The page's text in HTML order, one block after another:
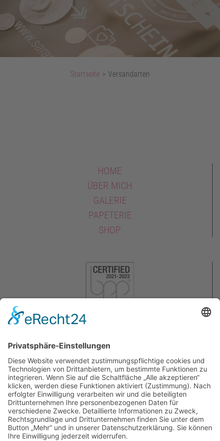
Startseite > Versandarten
HOME
ÜBER MICH
GALERIE
PAPETERIE
SHOP
KONTAKT
AGB
IMPRESSUM
DATENSCHUTZ